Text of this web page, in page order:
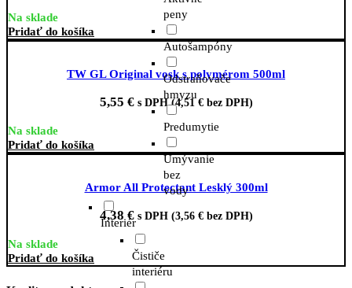
peny
Autošampóny
Odstraňovače
hmyzu
Predumytie
Umývanie
bez
vody
Interiér
Čističe
interiéru
Na sklade
Pridať do košíka
TW GL Original vosk s polymérom 500ml
5,55 € s DPH (4,51€bez DPH)
Na sklade
Pridať do košíka
Armor All Protectant Lesklý 300ml
4,38€ s DPH (3,56 €bez DPH)
Na sklade
Pridať do košíka